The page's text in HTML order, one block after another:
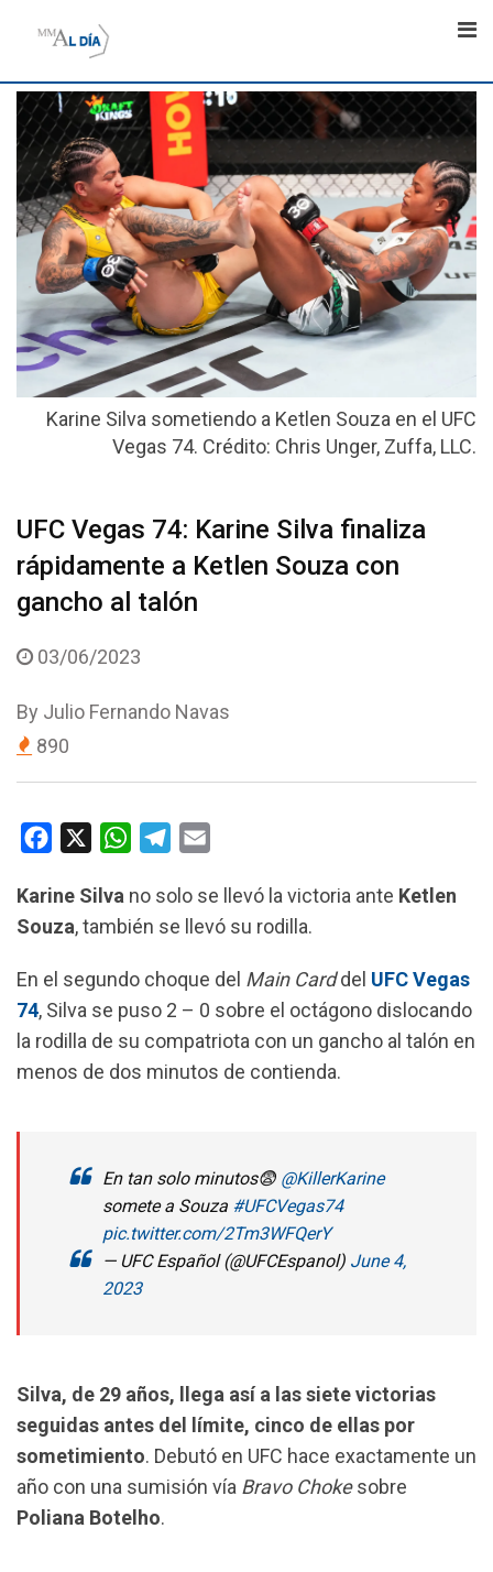
Karine Silva sometiendo a Ketlen Souza en el UFC
Vegas 74. Crédito: Chris Unger, Zuffa, LLC.
UFC Vegas 74: Karine Silva finaliza
rápidamente a Ketlen Souza con
gancho al talón
03/06/2023
By Julio Fernando Navas
890
c
e
o
o
k
W
a
t
A
p
p
l
e
r
a
m
a
i
Karine Silva no solo se llevó la victoria ante Ketlen
Souza, también se llevó su rodilla.
En el segundo choque del Main Carddel UFC Vegas
74, Silva se puso 2 – 0 sobre el octágono dislocando
la rodilla de su compatriota con un gancho al talón en
menos de dos minutos de contienda.
En tan solo minutos😨 @KillerKarine
somete a Souza #UFCVegas74
pic.twitter.com/2Tm3WFQerY
— UFC Español (@UFCEspanol) June 4,
2023
Silva, de 29 años, llega así a las siete victorias
seguidas antes del límite, cinco de ellas por
sometimiento. Debutó en UFC hace exactamente un
año con una sumisión vía Bravo Chokesobre
Poliana Botelho.